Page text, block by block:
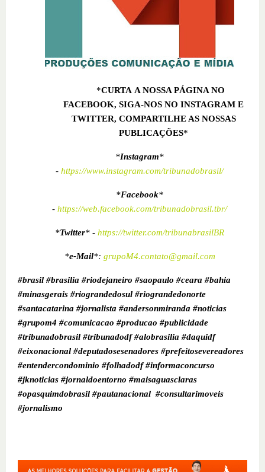
*CURTA A NOSSA PÁGINA NO
FACEBOOK, SIGA-NOS NO INSTAGRAM E
TWITTER, COMPARTILHE AS NOSSAS
PUBLICAÇÕES*
*Instagram*
- https://www.instagram.com/tribunadobrasil/
*Facebook*
- https://web.facebook.com/tribunadobrasil.tbr/
*Twitter* - https://twitter.com/tribunabrasilBR
*e-Mail*: grupoM4.contato@gmail.com
#brasil #brasilia #riodejaneiro #saopaulo #ceara #bahia
#minasgerais #riograndedosul #riograndedonorte
#santacatarina #jornalista #andersonmiranda #noticias
#grupom4 #comunicacao #producao #publicidade
#tribunadobrasil #tribunadodf #alobrasilia #daquidf
#eixonacional #deputadosesenadores #prefeitosevereadores
#entendercondominio #folhadodf #informaconcurso
#jknoticias #jornaldoentorno #maisaguasclaras
#opasquimdobrasil #pautanacional #consultarimoveis
#jornalismo